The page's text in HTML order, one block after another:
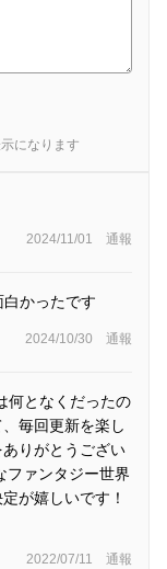
になります
2024/11/01 通報
かったです
2024/10/30 通報
何となくだったの
毎回更新を楽し
りがとうござい
ファンタジー世界
が嬉しいです！
2022/07/11 通報